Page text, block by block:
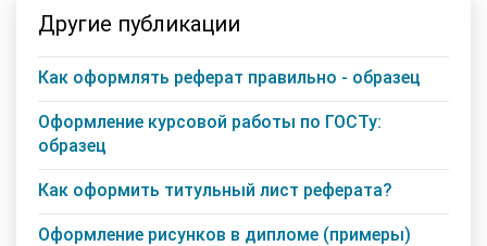
Другие публикации
Как оформлять реферат правильно - образец
Оформление курсовой работы по ГОСТу:
образец
Как оформить титульный лист реферата?
Оформление рисунков в дипломе (примеры)